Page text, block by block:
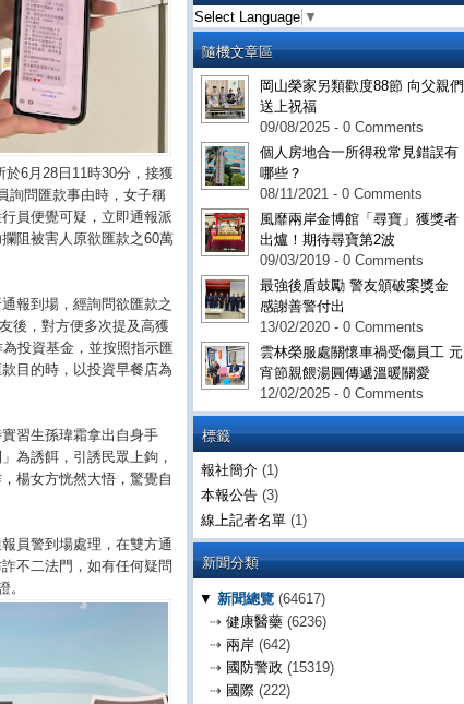
Select Language ▼
隨機文章區
岡山榮家另類歡度88節 向父親們
送上祝福
09/08/2025 - 0 Comments
個人房地合一所得稅常見錯誤有
哪些？
08/11/2021 - 0 Comments
風靡兩岸金博館「尋寶」獲獎者
出爐！期待尋寶第2波
09/03/2019 - 0 Comments
最強後盾鼓勵 警友頒破案獎金
感謝善警付出
13/02/2020 - 0 Comments
雲林榮服處關懷車禍受傷員工 元
宵節親餵湯圓傳遞溫暖關愛
12/02/2025 - 0 Comments
標籤
報社簡介 (1)
本報公告 (3)
線上記者名單 (1)
新聞分類
▼ 新聞總覽 (64617)
⇢ 健康醫藥 (6236)
⇢ 兩岸 (642)
⇢ 國防警政 (15319)
⇢ 國際 (222)
於6月28日11時30分，接獲
詢問匯款事由時，女子稱
員便覺可疑，立即通報派
阻被害人原欲匯款之60萬
報到場，經詢問欲匯款之
後，對方便多次提及高獲
投資基金，並按照指示匯
目的時，以投資早餐店為
習生孫瑋霜拿出自身手
為誘餌，引誘民眾上鉤，
楊女方恍然大悟，驚覺自
員警到場處理，在雙方通
不二法門，如有任何疑問
。